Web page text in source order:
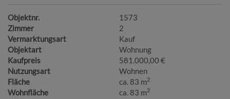
Objektnr.
1573
Zimmer
2
Vermarktungsart
Kauf
Objektart
Wohnung
Kaufpreis
581.000,00 €
Nutzungsart
Wohnen
Fläche
ca. 83 m2
Wohnfläche ca. 83 m2